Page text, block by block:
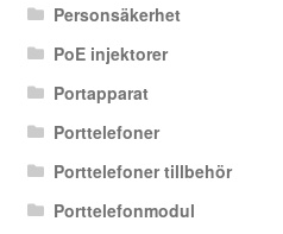
Personsäkerhet
PoE injektorer
Portapparat
Porttelefoner
Porttelefoner tillbehör
Porttelefonmodul